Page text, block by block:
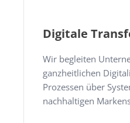
Digitale
Wir begleiten
ganzheitlichen
Prozessen über
nachhaltigen